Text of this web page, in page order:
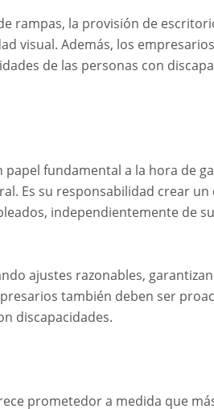
rampas, la provisión de
visual. Además, los
de las personas con
fundamental a la hora de
Es su responsabilidad crear
independientemente de
ajustes razonables,
también deben ser
discapacidades.
prometedor a medida que